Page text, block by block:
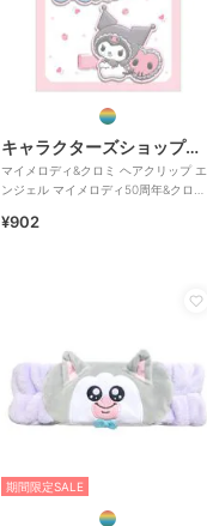
キャラクターズショップ ラフラフ
マイメロディ&クロミ ヘアクリップ エ
ンジェル マイメロディ50周年&クロミ
¥902
期間限定SALE